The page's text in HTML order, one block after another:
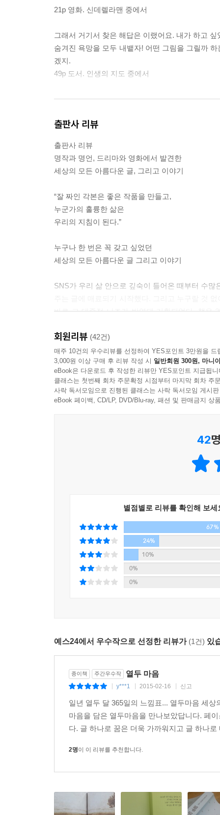
21p 영화. 신데렐라맨 중에서
그래서 거기서 찾은 해답은 이랬어요. 내가 하고
숨겨진 욕망을 모두 내뱉자! 어떤 그림을 그릴까
겠지.
49p 도서. 인생의 지도 중에서
정답이 될 수 있고 오답도 될 수 있다. 참이 될 수도
75p 명사. 시인의 조언 중에서
“동화는 현실이 될 수도 있어. 네가 그렇게 되도록
“힘들면 말해.” 이 말이 힘든 시간을 지날 때 그렇
게 이 말을 해줄 수 있을까?
146p 김미경 트위터 중에서
로 인해 내 생애가 전혀 초라하지 않고 아름다울
출판사 리뷰
출판사 리뷰
명작과 명언, 드리마와 영화에서 발견한
세상의 모든 아름다운 글, 그리고 이야기
“잘 짜인 각본은 좋은 작품을 만들고,
누군가의 훌륭한 삶은
우리의 지침이 된다.”
누구나 한 번은 꼭 갖고 싶었던
세상의 모든 아름다운 글 그리고 이야기
SNS가 우리 삶 안으로 깊숙이 들어온 때부터 수
바로 그 대중적 니즈가 반영돼 기획되었다. 책은
명사의 조언까지 우리 생활 곳곳에 흩어져 있던 감
현재 회원 수 75만 명, 1일 접속회원 58만 명, 1일
엮은 이 책에서, 강렬한 깊이와 지혜의 조언이 담
100년의 어록, 삶에 힘이 되는 문장들
“짧게 읽고 길게 생각하다.”
얻고 싶은 마음이 반영된 것 아닐까. 이처럼 잘
것이다. 이렇듯 일 년 열두 달 인생의 희비가 엇갈
맞는 친구를 찾아가고, 누군가는 조언을 들려줄
“잘 짜인 각본은 좋은 작품을 만들고,
누군가의 훌륭한 삶은
우리의 지침이 된다.”
주는 글에 매료되기 시작했다. 그리고 누구랄 것
바로 그 대중적 니즈가 반영돼 기획되었다. 책은
장으로, 그리고 열두 가지 마음으로 구분해 담
명사의 조언까지 우리 생활 곳곳에 흩어져 있던
엮은 이 책에서, 강렬한 깊이와 지혜의 조언이 담
100년의 어록, 삶에 힘이 되는 문장들
“짧게 읽고 길게 생각하다.”
SNS의 절대 고수로 불리는 역자가 운영하는 카
누군가는 꿈을 꾸고, 누군가는 자신감을 되찾고,
것이다. 이렇듯 일 년 열두 달 인생의 희비가 엇갈
회원리뷰 (42건)
매주 10건의 우수리뷰를 선정하여 YES포인트 3만원을 드
3,000원 이상 구매 후 리뷰 작성 시 일반회원 300원, 마니
eBook은 다운로드 후 작성한 리뷰만 YES포인트 지급됩니
클래스는 첫번째 회차 주문확정 시점부터 마지막 회차 주
사락 독서모임으로 진행된 클래스는 사락 독서모임 게시
eBook 페이백, CD/LP, DVD/Blu-ray, 패션 및 판매금지 상
42
별점별로 리뷰를 확인해 보세
67%
24%
10%
0%
0%
예스24에서 우수작으로 선정한 리뷰가 (1건) 있
종이책 주간우수작 열두 마음
y***1 2015-02-16 신고
일년 열두 달 365일의 느낌표... 열두마음 세
마음을 담은 열두마음을 만나보았답니다. 페
다. 글 하나로 꿈은 더욱 가까워지고 글 하나
2명이 이 리뷰를 추천합니다.